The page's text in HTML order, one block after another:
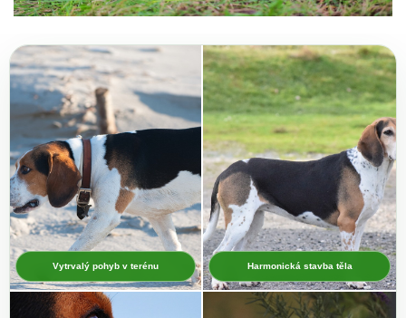
Vytrvalý pohyb v terénu Harmonická stavba těla